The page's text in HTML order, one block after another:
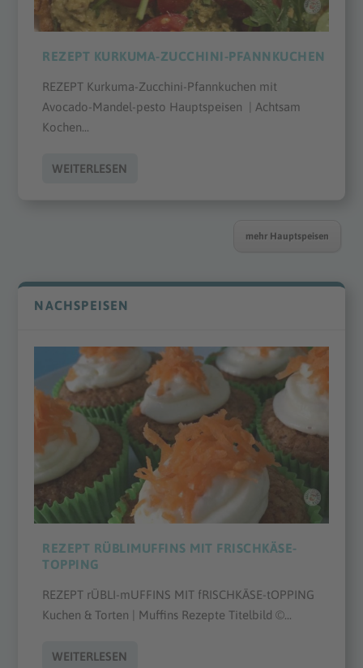
REZEPT KURKUMA-ZUCCHINI-PFANNKUCHEN
REZEPT Kurkuma-Zucchini-Pfannkuchen mit
Avocado-Mandel-pesto Hauptspeisen | Achtsam
Kochen...
WEITERLESEN
mehr Hauptspeisen
NACHSPEISEN
REZEPT RÜBLIMUFFINS MIT FRISCHKÄSE-
TOPPING
REZEPT rÜBLI-mUFFINS MIT fRISCHKÄSE-tOPPING
Kuchen & Torten | Muffins Rezepte Titelbild ©...
WEITERLESEN